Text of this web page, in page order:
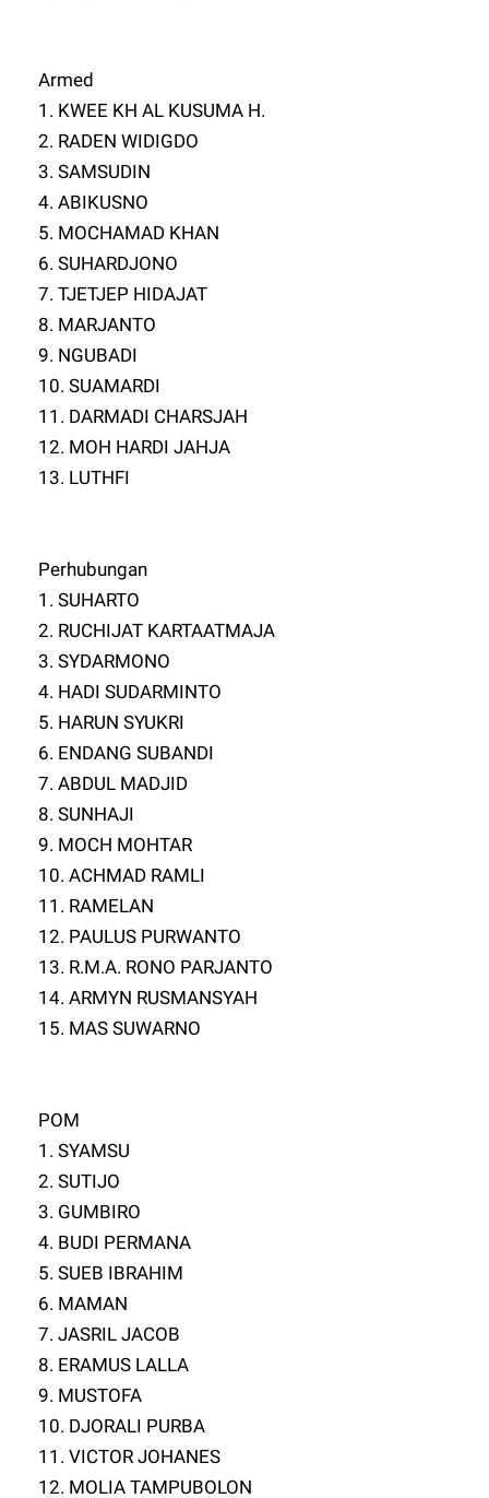
Armed
1. KWEE KH AL KUSUMA H.
2. RADEN WIDIGDO
3. SAMSUDIN
4. ABIKUSNO
5. MOCHAMAD KHAN
6. SUHARDJONO
7. TJETJEP HIDAJAT
8. MARJANTO
9. NGUBADI
10. SUAMARDI
11. DARMADI CHARSJAH
12. MOH HARDI JAHJA
13. LUTHFI
Perhubungan
1. SUHARTO
2. RUCHIJAT KARTAATMAJA
3. SYDARMONO
4. HADI SUDARMINTO
5. HARUN SYUKRI
6. ENDANG SUBANDI
7. ABDUL MADJID
8. SUNHAJI
9. MOCH MOHTAR
10. ACHMAD RAMLI
11. RAMELAN
12. PAULUS PURWANTO
13. R.M.A. RONO PARJANTO
14. ARMYN RUSMANSYAH
15. MAS SUWARNO
POM
1. SYAMSU
2. SUTIJO
3. GUMBIRO
4. BUDI PERMANA
5. SUEB IBRAHIM
6. MAMAN
7. JASRIL JACOB
8. ERAMUS LALLA
9. MUSTOFA
10. DJORALI PURBA
11. VICTOR JOHANES
12. MOLIA TAMPUBOLON